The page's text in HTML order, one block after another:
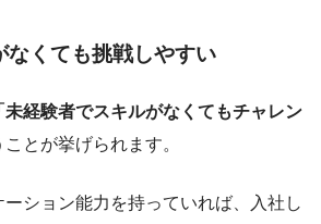
なくても挑戦しやすい
未経験者でスキルがなくてもチャレン
ことが挙げられます。
ション能力を持っていれば、入社し